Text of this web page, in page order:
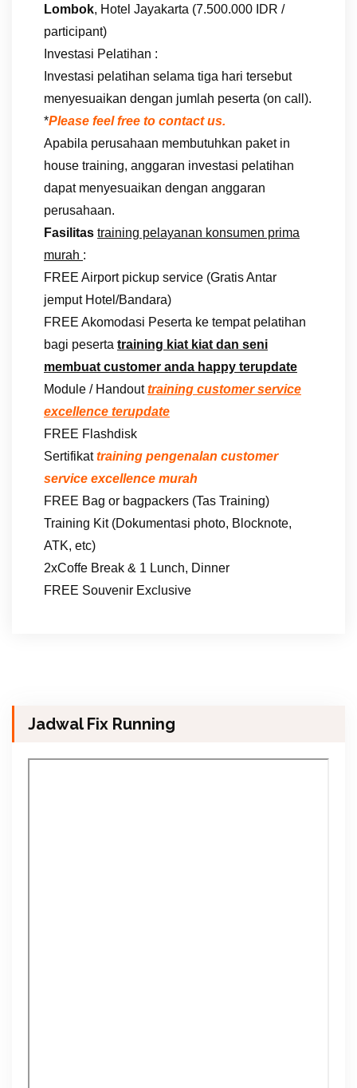
Lombok, Hotel Jayakarta (7.500.000 IDR /
participant)
Investasi Pelatihan :
Investasi pelatihan selama tiga hari tersebut
menyesuaikan dengan jumlah peserta (on call).
*Please feel free to contact us.
Apabila perusahaan membutuhkan paket in
house training, anggaran investasi pelatihan
dapat menyesuaikan dengan anggaran
perusahaan.
Fasilitas training pelayanan konsumen prima
murah :
FREE Airport pickup service (Gratis Antar
jemput Hotel/Bandara)
FREE Akomodasi Peserta ke tempat pelatihan
bagi peserta training kiat kiat dan seni
membuat customer anda happy terupdate
Module / Handouttraining customer service
excellence terupdate
FREE Flashdisk
Sertifikattraining pengenalan customer
service excellence murah
FREE Bag or bagpackers (Tas Training)
Training Kit (Dokumentasi photo, Blocknote,
ATK, etc)
2xCoffe Break & 1 Lunch, Dinner
FREE Souvenir Exclusive
Jadwal Fix Running